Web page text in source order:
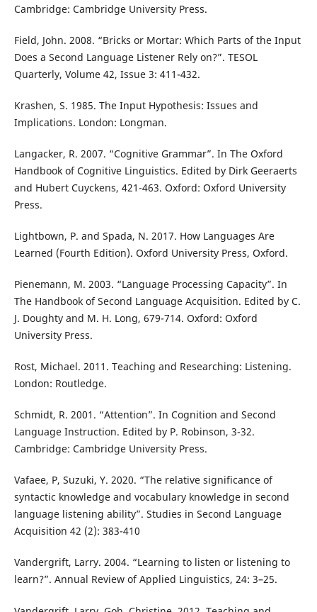
Cambridge: Cambridge University Press.
Field, John. 2008. “Bricks or Mortar: Which Parts of the Input
Does a Second Language Listener Rely on?”. TESOL
Quarterly, Volume 42, Issue 3: 411-432.
Krashen, S. 1985. The Input Hypothesis: Issues and
Implications. London: Longman.
Langacker, R. 2007. “Cognitive Grammar”. In The Oxford
Handbook of Cognitive Linguistics. Edited by Dirk Geeraerts
and Hubert Cuyckens, 421-463. Oxford: Oxford University
Press.
Lightbown, P. and Spada, N. 2017. How Languages Are
Learned (Fourth Edition). Oxford University Press, Oxford.
Pienemann, M. 2003. “Language Processing Capacity”. In
The Handbook of Second Language Acquisition. Edited by C.
J. Doughty and M. H. Long, 679-714. Oxford: Oxford
University Press.
Rost, Michael. 2011. Teaching and Researching: Listening.
London: Routledge.
Schmidt, R. 2001. “Attention”. In Cognition and Second
Language Instruction. Edited by P. Robinson, 3-32.
Cambridge: Cambridge University Press.
Vafaee, P, Suzuki, Y. 2020. “The relative significance of
syntactic knowledge and vocabulary knowledge in second
language listening ability”. Studies in Second Language
Acquisition 42 (2): 383-410
Vandergrift, Larry. 2004. “Learning to listen or listening to
learn?”. Annual Review of Applied Linguistics, 24: 3–25.